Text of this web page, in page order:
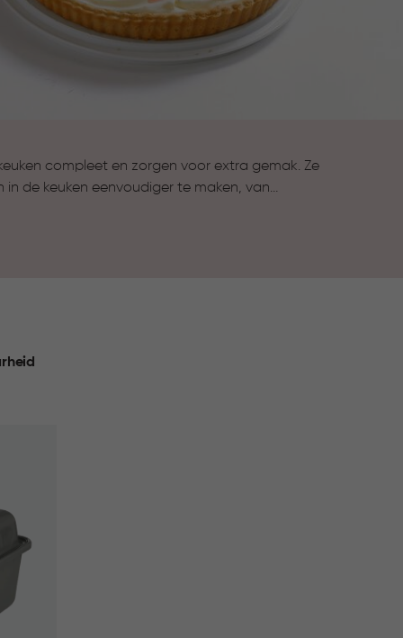
compleet en zorgen voor extra gemak. Ze
de keuken eenvoudiger te maken, van